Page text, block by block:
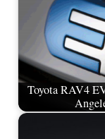
Toyota RAV4